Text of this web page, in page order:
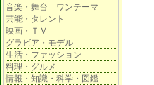
音楽・舞台 ワンテーマ
芸能・タレント
映画・ＴＶ
グラビア・モデル
生活・ファッション
料理・グルメ
情報・知識・科学・図鑑